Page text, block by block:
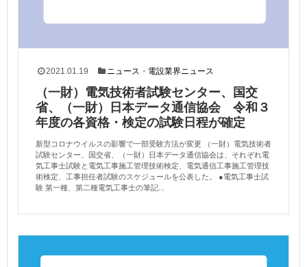
2021.01.19 ニュース ・ 電設業界ニュース
（一財）電気技術者試験センター、国交
省、（一財）日本データ通信協会 令和３
年度の各資格・検定の試験日程が確定
新型コロナウイルスの影響で一部受験方法が変更 （一財）電気技術者
試験センター、国交省、（一財）日本データ通信協会は、それぞれ電
気工事士試験と電気工事施工管理技術検定、電気通信工事施工管理技
術検定、工事担任者試験のスケジュールを公表した。 ●電気工事士試
験 第一種、第二種電気工事士の筆記...